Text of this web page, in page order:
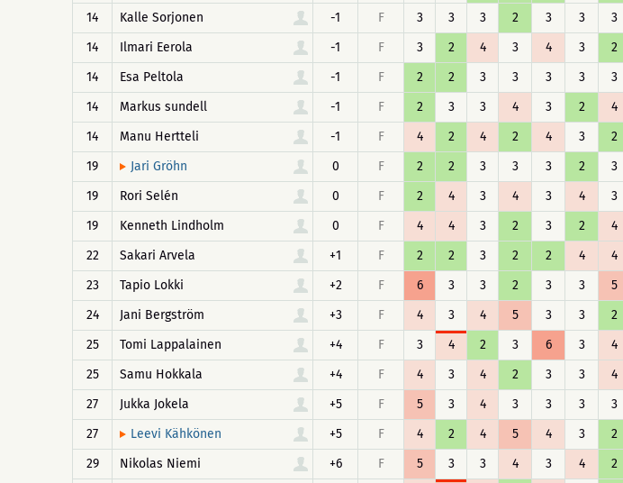
14
Kalle Sorjonen -1 F 3 3 3 2 3 3 3
14
Ilmari Eerola -1 F 3 2 4 3 4 3 2
14
Esa Peltola -1 F 2 2 3 3 3 3 3
14
Markus sundell -1 F 2 3 3 4 3 2 4
14
Manu Hertteli -1 F 4 2 4 2 4 3 2
19
Jari Gröhn 0 F 2 2 3 3 3 2 3
19
Rori Selén 0 F 2 4 3 4 3 4 3
19
Kenneth Lindholm 0 F 4 4 3 2 3 2 4
22
Sakari Arvela +1 F 2 2 3 2 2 4 4
23
Tapio Lokki +2 F 6 3 3 2 3 3 5
24
Jani Bergström +3 F 4 3 4 5 3 3 2
25
Tomi Lappalainen +4 F 3 4 2 3 6 3 4
25
Samu Hokkala +4 F 4 3 4 2 3 3 4
27
Jukka Jokela +5 F 5 3 4 3 3 3 3
27
Leevi Kähkönen +5 F 4 2 4 5 4 3 2
29
Nikolas Niemi +6 F 5 3 3 4 3 4 2